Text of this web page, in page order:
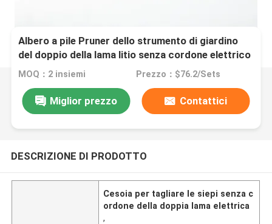
Albero a pile Pruner dello strumento di giardino
del doppio della lama litio senza cordone elettrico
della cesoia per tagliare le siepi 21V
MOQ：2 insiemi Prezzo：$76.2/Sets
Miglior prezzo Contattici
DESCRIZIONE DI PRODOTTO
Cesoia per tagliare le siepi senza c
ordone della doppia lama elettrica
,